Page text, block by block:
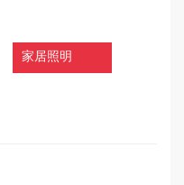
家居照明